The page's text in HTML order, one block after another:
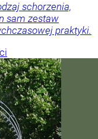
schorzenia,
sam zestaw
praktyki.